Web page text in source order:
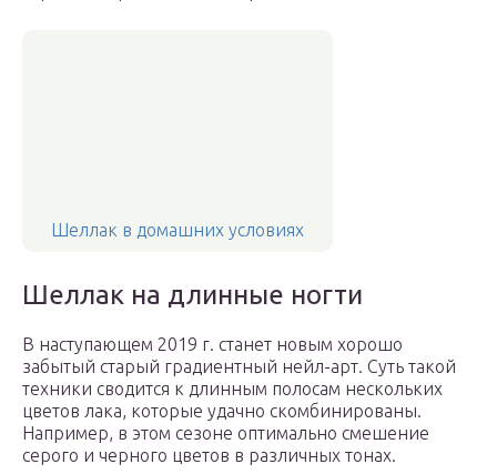
Шеллак в домашних условиях
Шеллак на длинные ногти
В наступающем 2019 г. станет новым хорошо
забытый старый градиентный нейл-арт. Суть такой
техники сводится к длинным полосам нескольких
цветов лака, которые удачно скомбинированы.
Например, в этом сезоне оптимально смешение
серого и черного цветов в различных тонах.